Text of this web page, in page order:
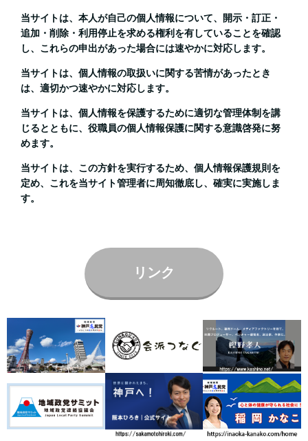
当サイトは、本人が自己の個人情報について、開示・訂正・
追加・削除・利用停止を求める権利を有していることを確認
し、これらの申出があった場合には速やかに対応します。
当サイトは、個人情報の取扱いに関する苦情があったとき
は、適切かつ速やかに対応します。
当サイトは、個人情報を保護するために適切な管理体制を講
じるとともに、役職員の個人情報保護に関する意識啓発に努
めます。
当サイトは、この方針を実行するため、個人情報保護規則を
定め、これを当サイト管理者に周知徹底し、確実に実施しま
す。
リンク